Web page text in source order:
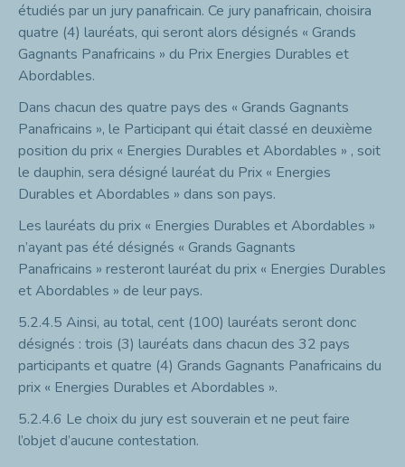
étudiés par un jury panafricain. Ce jury panafricain, choisira
quatre (4) lauréats, qui seront alors désignés « Grands
Gagnants Panafricains » du Prix Energies Durables et
Abordables.
Dans chacun des quatre pays des « Grands Gagnants
Panafricains », le Participant qui était classé en deuxième
position du prix « Energies Durables et Abordables » , soit
le dauphin, sera désigné lauréat du Prix « Energies
Durables et Abordables » dans son pays.
Les lauréats du prix « Energies Durables et Abordables »
n’ayant pas été désignés « Grands Gagnants
Panafricains » resteront lauréat du prix « Energies Durables
et Abordables » de leur pays.
5.2.4.5 Ainsi, au total, cent (100) lauréats seront donc
désignés : trois (3) lauréats dans chacun des 32 pays
participants et quatre (4) Grands Gagnants Panafricains du
prix « Energies Durables et Abordables ».
5.2.4.6 Le choix du jury est souverain et ne peut faire
l’objet d’aucune contestation.